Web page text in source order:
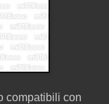
compatibili con